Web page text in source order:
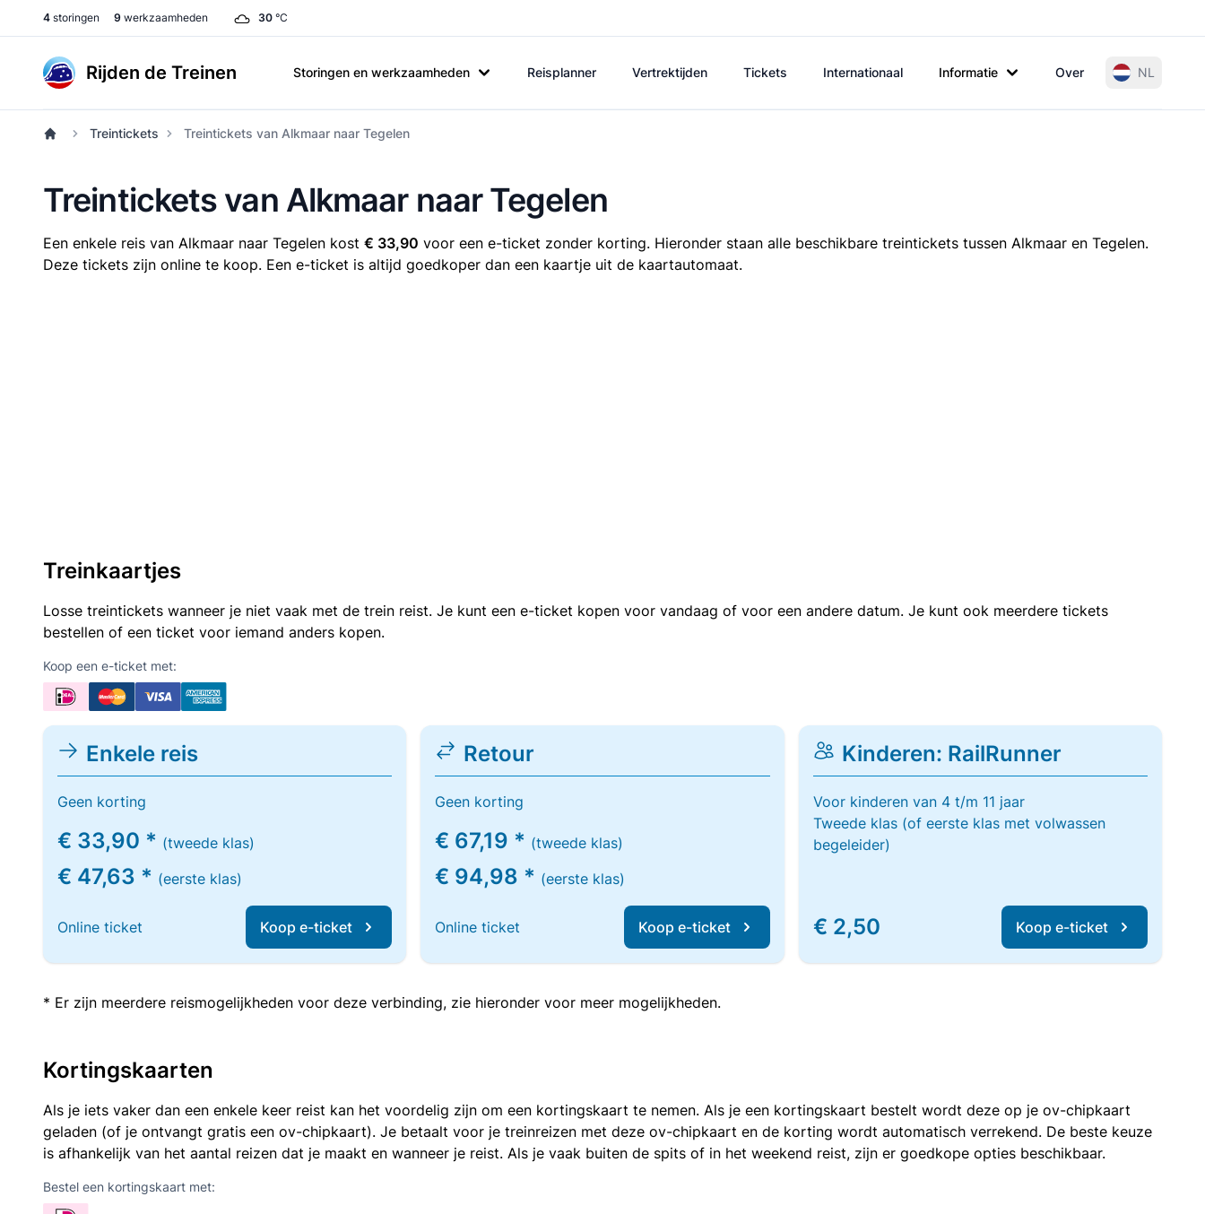
4 storingen 9 werkzaamheden 30 °C
Rijden de Treinen Storingen en werkzaamheden Reisplanner Vertrektijden Tickets Internationaal Informatie Over NL
Treintickets Treintickets van Alkmaar naar Tegelen
Treintickets van Alkmaar naar Tegelen
Een enkele reis van Alkmaar naar Tegelen kost € 33,90 voor een e-ticket zonder korting. Hieronder staan alle beschikbare treintickets tussen Alkmaar en Tegelen.
Deze tickets zijn online te koop. Een e-ticket is altijd goedkoper dan een kaartje uit de kaartautomaat.
Treinkaartjes
Losse treintickets wanneer je niet vaak met de trein reist. Je kunt een e-ticket kopen voor vandaag of voor een andere datum. Je kunt ook meerdere tickets
bestellen of een ticket voor iemand anders kopen.
Koop een e-ticket met:
Enkele reis
Geen korting
€ 33,90 * (tweede klas)
€ 47,63 * (eerste klas)
Online ticket Koop e-ticket
Retour
Geen korting
€ 67,19 * (tweede klas)
€ 94,98 * (eerste klas)
Online ticket Koop e-ticket
Kinderen: RailRunner
Voor kinderen van 4 t/m 11 jaar
Tweede klas (of eerste klas met volwassen
begeleider)
€ 2,50 Koop e-ticket
* Er zijn meerdere reismogelijkheden voor deze verbinding, zie hieronder voor meer mogelijkheden.
Kortingskaarten
Als je iets vaker dan een enkele keer reist kan het voordelig zijn om een kortingskaart te nemen. Als je een kortingskaart bestelt wordt deze op je ov-chipkaart
geladen (of je ontvangt gratis een ov-chipkaart). Je betaalt voor je treinreizen met deze ov-chipkaart en de korting wordt automatisch verrekend. De beste keuze
is afhankelijk van het aantal reizen dat je maakt en wanneer je reist. Als je vaak buiten de spits of in het weekend reist, zijn er goedkope opties beschikbaar.
Bestel een kortingskaart met: